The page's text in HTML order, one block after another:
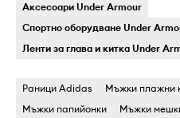
Аксесоари Under Armour
Спортно оборудване Under
Ленти за глава и китка Under
Раници Adidas Мъжки плажни
Мъжки папийонки
Мъжки